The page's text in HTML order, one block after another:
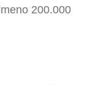
200.000